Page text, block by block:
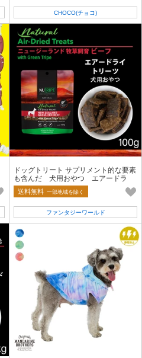
CHOCO(チョコ)
ドッグトリート サプリメント的な要素
も含んだ 犬用おやつ エアードラ
イ ビーフ・ラム・チキン
送料無料 一部地域を除く
ファンタジーワールド